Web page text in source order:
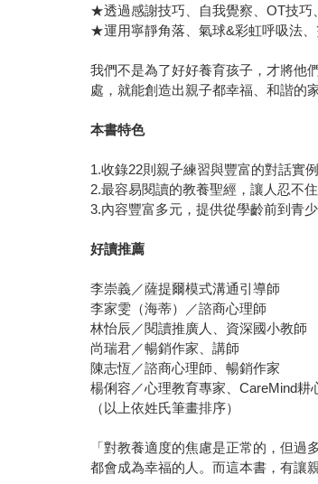
★透過感謝技巧、自我覺察、OT技巧
★運用寧靜角落、氣球&彩虹呼吸法
我們不是為了好好養育孩子，才將他
處，就能創造出親子都幸福、和諧的
本書特色
1.收錄22則親子練習與豐富的對話實
2.最容易閱讀的教養聖經，讓人忍不
3.內容豐富多元，提供從學齡前到青
好讀推薦
李崇義／薩提爾模式溝通引導師
李家雯（海蒂）／諮商心理師
林怡辰／閱讀推廣人、資深國小教師
尚瑞君／暢銷作家、講師
陳志恆／諮商心理師、暢銷作家
楊俐容／心理教育專家、CareMind耕
（以上依姓氏筆畫排序）
「對教養適度的焦慮是正常的，但
都會成為幸福的人。而這本書，有讓